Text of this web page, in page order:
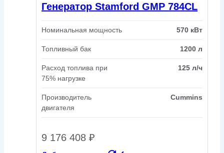
Генератор Stamford GMP 784CL
Номинальная мощность 570 кВт
Топливный бак 1200 л
Расход топлива при
75% нагрузке
125 л/ч
Производитель
двигателя
Cummins
9 176 408 ₽